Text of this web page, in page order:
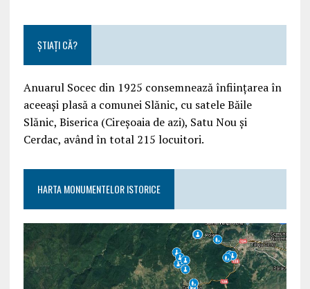
ȘTIAȚI CĂ?
Anuarul Socec din 1925 consemnează înființarea în
aceeași plasă a comunei Slănic, cu satele Băile
Slănic, Biserica (Cireșoaia de azi), Satu Nou și
Cerdac, având în total 215 locuitori.
HARTA MONUMENTELOR ISTORICE